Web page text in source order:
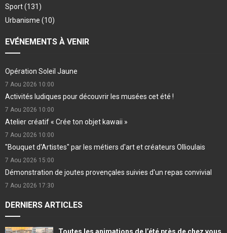
Sport(131)
Urbanisme (10)
EVÉNEMENTS À VENIR
Opération Soleil Jaune
7 Aou 2026 10:00
Activités ludiques pour découvrir les musées cet été !
7 Aou 2026 10:00
Atelier créatif « Crée ton objet kawaii »
7 Aou 2026 10:00
"Bouquet d'Artistes" par les métiers d'art et créateurs Ollioulais
7 Aou 2026 15:00
Démonstration de joutes provençales suivies d'un repas convivial
7 Aou 2026 17:30
DERNIERS ARTICLES